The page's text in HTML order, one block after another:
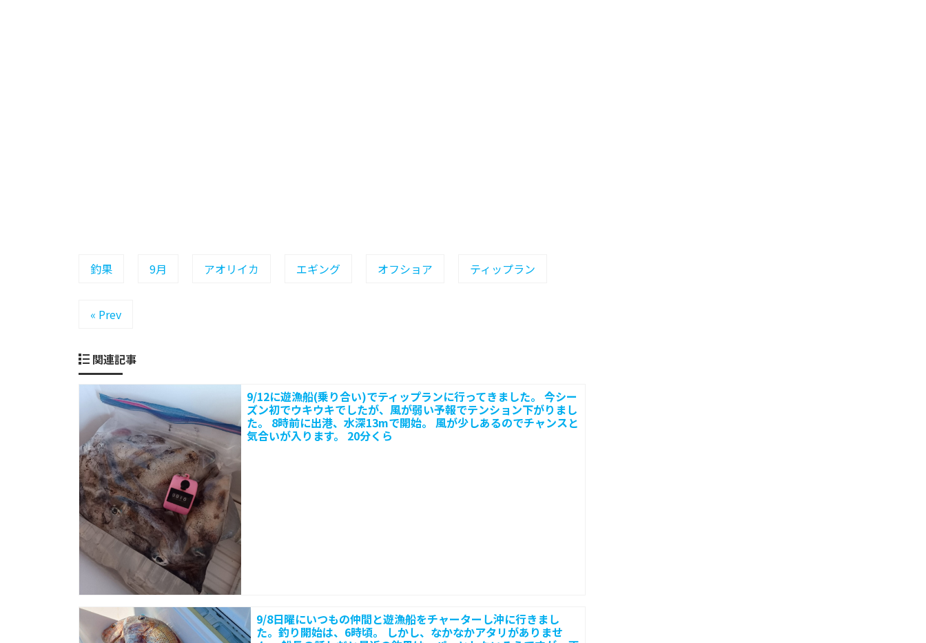
こ
ろ
が
開
始
す
る
と
船
が
そ
釣果 9月 アオリイカ エギング オフショア ティップラン
« Prev
関連記事
9/12に遊漁船(乗り合い)でティップランに行ってきました。 今シー
ズン初でウキウキでしたが、風が弱い予報でテンション下がりまし
た。 8時前に出港、水深13mで開始。 風が少しあるのでチャンスと
気合いが入ります。 20分くら
9/8日曜にいつもの仲間と遊漁船をチャーターし沖に行きまし
た。釣り開始は、6時頃。 しかし、なかなかアタリがありませ